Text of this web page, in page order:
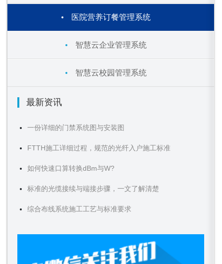
医院营养订餐管理系统
智慧云企业管理系统
智慧云校园管理系统
最新资讯
一份详细的门禁系统图与安装图
FTTH施工详细过程，规范的光纤入户施工标准
如何快速口算转换dBm与W?
标准的光缆接续与端接步骤，一文了解清楚
综合布线系统施工工艺与标准要求